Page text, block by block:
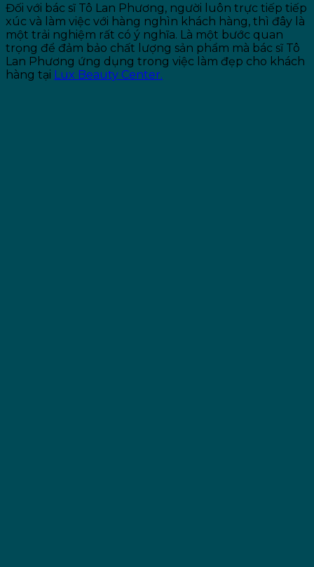
Đối với bác sĩ Tô Lan Phương, người luôn trực tiếp tiếp
xúc và làm việc với hàng nghìn khách hàng, thì đây là
một trải nghiệm rất có ý nghĩa. Là một bước quan
trọng để đảm bảo chất lượng sản phẩm mà bác sĩ Tô
Lan Phương ứng dụng trong việc làm đẹp cho khách
hàng tại Lux Beauty Center.